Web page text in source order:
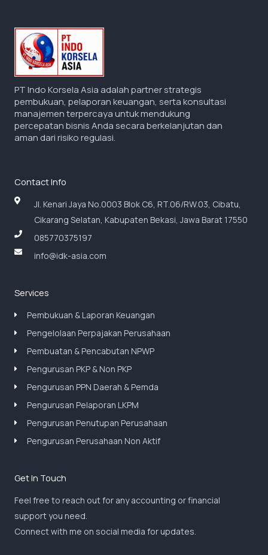
PT Indo Korsela Asia adalah partner strategis
pembukuan, pelaporan keuangan, serta konsultasi
manajemen terpercaya untuk mendukung
percepatan bisnis Anda secara berkelanjutan dan
aman dari risiko regulasi.
Contact Info
Jl. Kenari Jaya No.0003 Blok C6, RT.06/RW.03, Cibatu,
Cikarang Selatan, Kabupaten Bekasi, Jawa Barat 17550
085770375197
info@idk-asia.com
Services
Pembukuan & Laporan Keuangan
Pengelolaan Perpajakan Perusahaan
Pembuatan & Pencabutan NPWP
Pengurusan PKP & Non PKP
Pengurusan PPN Daerah & Pemda
Pengurusan Pelaporan LKPM
Pengurusan Penutupan Perusahaan
Pengurusan Perusahaan Non Aktif
Get In Touch
Feel free to reach out for any accounting or financial
support you need.
Connect with me on social media for updates.